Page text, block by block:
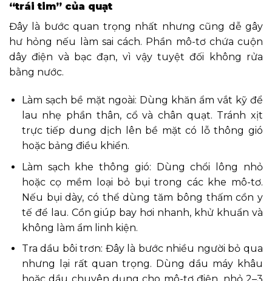
“trái tim” của quạt
Đây là bước quan trọng nhất nhưng cũng dễ gây
hư hỏng nếu làm sai cách. Phần mô-tơ chứa cuộn
dây điện và bạc đạn, vì vậy tuyệt đối không rửa
bằng nước.
Làm sạch bề mặt ngoài: Dùng khăn ẩm vắt kỹ để
lau nhẹ phần thân, cổ và chân quạt. Tránh xịt
trực tiếp dung dịch lên bề mặt có lỗ thông gió
hoặc bảng điều khiển.
Làm sạch khe thông gió: Dùng chổi lông nhỏ
hoặc cọ mềm loại bỏ bụi trong các khe mô-tơ.
Nếu bụi dày, có thể dùng tăm bông thấm cồn y
tế để lau. Cồn giúp bay hơi nhanh, khử khuẩn và
không làm ẩm linh kiện.
Tra dầu bôi trơn: Đây là bước nhiều người bỏ qua
nhưng lại rất quan trọng. Dùng dầu máy khâu